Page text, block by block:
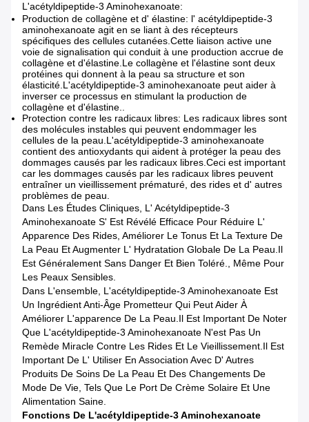
L'acétyldipeptide-3 Aminohexanoate:
Production de collagène et d' élastine: l' acétyldipeptide-3
aminohexanoate agit en se liant à des récepteurs
spécifiques des cellules cutanées.Cette liaison active une
voie de signalisation qui conduit à une production accrue de
collagène et d'élastine.Le collagène et l'élastine sont deux
protéines qui donnent à la peau sa structure et son
élasticité.L'acétyldipeptide-3 aminohexanoate peut aider à
inverser ce processus en stimulant la production de
collagène et d'élastine..
Protection contre les radicaux libres: Les radicaux libres sont
des molécules instables qui peuvent endommager les
cellules de la peau.L'acétyldipeptide-3 aminohexanoate
contient des antioxydants qui aident à protéger la peau des
dommages causés par les radicaux libres.Ceci est important
car les dommages causés par les radicaux libres peuvent
entraîner un vieillissement prématuré, des rides et d' autres
problèmes de peau.
Dans Les Études Cliniques, L' Acétyldipeptide-3
Aminohexanoate S' Est Révélé Efficace Pour Réduire L'
Apparence Des Rides, Améliorer Le Tonus Et La Texture De
La Peau Et Augmenter L' Hydratation Globale De La Peau.Il
Est Généralement Sans Danger Et Bien Toléré., Même Pour
Les Peaux Sensibles.
Dans L'ensemble, L'acétyldipeptide-3 Aminohexanoate Est
Un Ingrédient Anti-Âge Prometteur Qui Peut Aider À
Améliorer L'apparence De La Peau.Il Est Important De Noter
Que L'acétyldipeptide-3 Aminohexanoate N'est Pas Un
Remède Miracle Contre Les Rides Et Le Vieillissement.Il Est
Important De L' Utiliser En Association Avec D' Autres
Produits De Soins De La Peau Et Des Changements De
Mode De Vie, Tels Que Le Port De Crème Solaire Et Une
Alimentation Saine.
Fonctions De L'acétyldipeptide-3 Aminohexanoate